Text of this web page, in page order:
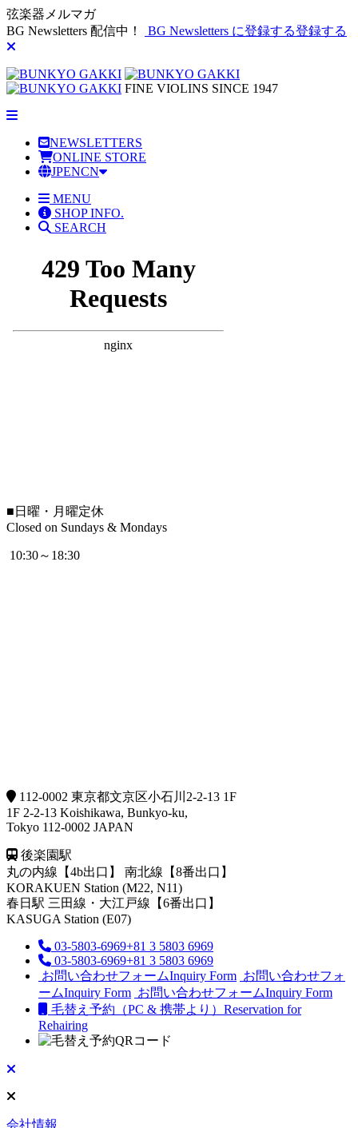
弦楽器メルマガ
BG Newsletters 配信中！
BG Newsletters に登録する登録する
FINE VIOLINS SINCE 1947
NEWSLETTERS
ONLINE STORE
JPENCN
MENU
SHOP INFO.
SEARCH
■ 日曜・月曜定休
Closed on Sundays & Mondays
10:30～18:30
112-0002 東京都文京区小石川2-2-13 1F
1F 2-2-13 Koishikawa, Bunkyo-ku,
Tokyo 112-0002 JAPAN
後楽園駅
丸の内線【4b出口】 南北線【8番出口】
KORAKUEN Station (M22, N11)
春日駅 三田線・大江戸線【6番出口】
KASUGA Station (E07)
03-5803-6969+81 3 5803 6969
03-5803-6969+81 3 5803 6969
お問い合わせフォームInquiry Form お問い合わせフォ
ームInquiry Form お問い合わせフォームInquiry Form
毛替え予約（PC & 携帯より） Reservation for
Rehairing
会社情報